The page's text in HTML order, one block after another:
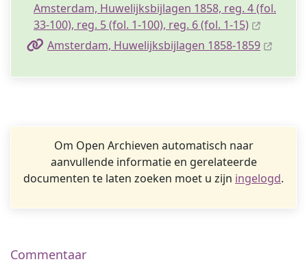
Amsterdam, Huwelijksbijlagen 1858, reg. 4 (fol.
33-100), reg. 5 (fol. 1-100), reg. 6 (fol. 1-15)
Amsterdam, Huwelijksbijlagen 1858-1859
Om Open Archieven automatisch naar
aanvullende informatie en gerelateerde
documenten te laten zoeken moet u zijn ingelogd.
Commentaar